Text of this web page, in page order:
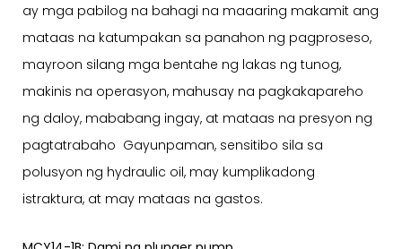
ay mga pabilog na bahagi na maaaring makamit ang
mataas na katumpakan sa panahon ng pagproseso,
mayroon silang mga bentahe ng lakas ng tunog,
makinis na operasyon, mahusay na pagkakapareho
ng daloy, mababang ingay, at mataas na presyon ng
pagtatrabaho Gayunpaman, sensitibo sila sa
polusyon ng hydraulic oil, may kumplikadong
istraktura, at may mataas na gastos.